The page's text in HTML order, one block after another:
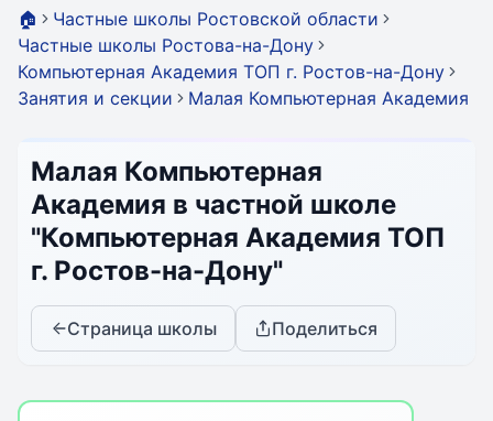
🏠
Частные школы Ростовской области
Частные школы Ростова-на-Дону
Компьютерная Академия ТОП г. Ростов-на-Дону
Занятия и секции
Малая Компьютерная Академия
Малая Компьютерная
Академия в частной школе
"Компьютерная Академия ТОП
г. Ростов-на-Дону"
Страница школы Поделиться